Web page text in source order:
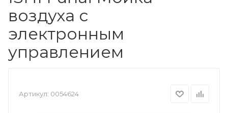
воздуха с
электронным
управлением
Артикул: 0054624